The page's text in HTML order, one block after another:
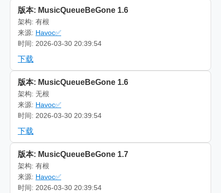
版本: MusicQueueBeGone 1.6
架构: 有根
来源: Havoc✅
时间: 2026-03-30 20:39:54
下载
版本: MusicQueueBeGone 1.6
架构: 无根
来源: Havoc✅
时间: 2026-03-30 20:39:54
下载
版本: MusicQueueBeGone 1.7
架构: 有根
来源: Havoc✅
时间: 2026-03-30 20:39:54